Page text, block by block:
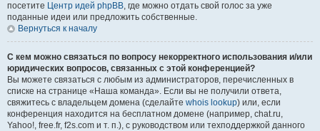
посетите Центр идей phpBB, где можно отдать свой голос за уже
поданные идеи или предложить собственные.
Вернуться к началу
С кем можно связаться по вопросу некорректного использования и/или
юридических вопросов, связанных с этой конференцией?
Вы можете связаться с любым из администраторов, перечисленных в
списке на странице «Наша команда». Если вы не получили ответа,
свяжитесь с владельцем домена (сделайте whois lookup) или, если
конференция находится на бесплатном домене (например, chat.ru,
Yahoo!, free.fr, f2s.com и т. п.), с руководством или техподдержкой данного